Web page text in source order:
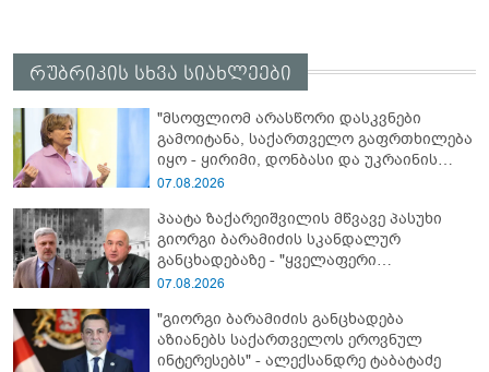
რუბრიკის სხვა სიახლეები
"მსოფლიომ არასწორი დასკვნები
გამოიტანა, საქართველო გაფრთხილება
იყო - ყირიმი, დონბასი და უკრაინის
წინააღმდეგ სრულმასშტაბიანი ომი
მოყვა" - რასა იუკნევიჩიენე
07.08.2026
პაატა ზაქარეიშვილის მწვავე პასუხი
გიორგი ბარამიძის სკანდალურ
განცხადებაზე - "ყველაფერი
დეტალურად ვიცი... კამანში მოკლული
ბარამიძე კი ტყუის"
07.08.2026
"გიორგი ბარამიძის განცხადება
აზიანებს საქართველოს ეროვნულ
ინტერესებს" - ალექსანდრე ტაბატაძე